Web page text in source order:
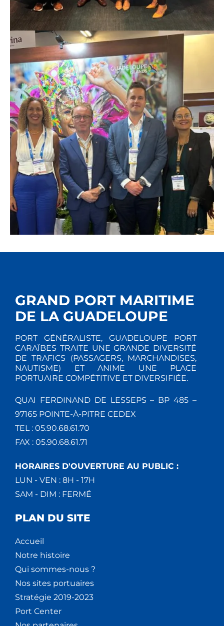
GRAND PORT MARITIME
DE LA GUADELOUPE
PORT GÉNÉRALISTE, GUADELOUPE PORT
CARAÏBES TRAITE UNE GRANDE DIVERSITÉ
DE TRAFICS (PASSAGERS, MARCHANDISES,
NAUTISME) ET ANIME UNE PLACE
PORTUAIRE COMPÉTITIVE ET DIVERSIFIÉE.
QUAI FERDINAND DE LESSEPS – BP 485 –
97165 POINTE-À-PITRE CEDEX
TEL : 05.90.68.61.70
FAX : 05.90.68.61.71
HORAIRES D'OUVERTURE AU PUBLIC :
LUN - VEN : 8H - 17H
SAM - DIM : FERMÉ
PLAN DU SITE
Accueil
Notre histoire
Qui sommes-nous ?
Nos sites portuaires
Stratégie 2019-2023
Port Center